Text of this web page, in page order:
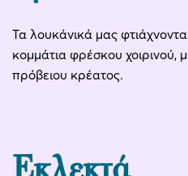
Τα λουκάνικά μας
κομμάτια φρέσκου χοιρινού,
πρόβειου κρέατος.